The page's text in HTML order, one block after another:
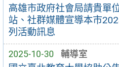
高雄市政府社會局請貴單
站、社群媒體宣導本市
列活動訊息
2025-10-30 輔導室